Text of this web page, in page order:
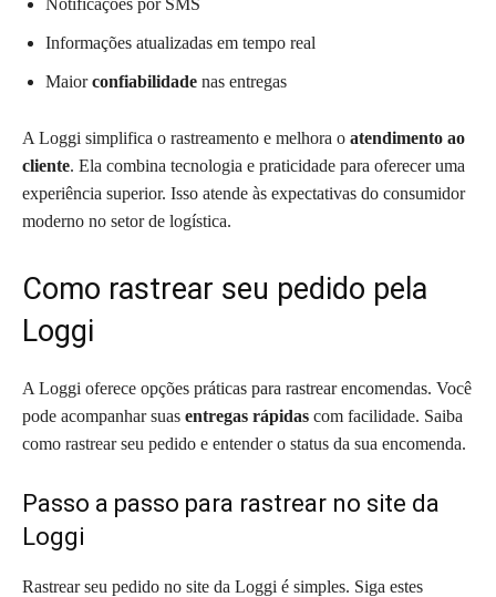
Informações atualizadas em tempo real
Maiorconfiabilidade nas entregas
A Loggi simplifica o rastreamento e melhora o atendimento ao
cliente. Ela combina tecnologia e praticidade para oferecer uma
experiência superior. Isso atende às expectativas do consumidor
moderno no setor de logística.
Como rastrear seu pedido pela
Loggi
A Loggi oferece opções práticas para rastrear encomendas. Você
pode acompanhar suas entregas rápidas com facilidade. Saiba
como rastrear seu pedido e entender o status da sua encomenda.
Passo a passo para rastrear no site da
Loggi
Rastrear seu pedido no site da Loggi é simples. Siga estes